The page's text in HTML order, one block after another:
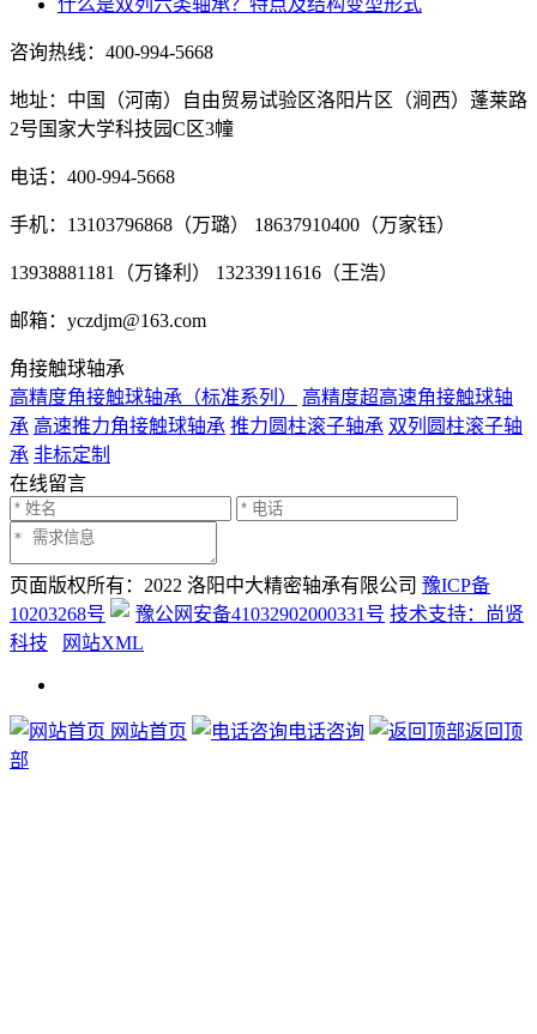
什么是双列六类轴承？特点及结构变型形式
咨询热线： 400-994-5668
地址：中国（河南）自由贸易试验区洛阳片区（涧西）蓬莱路
2号国家大学科技园C区3幢
电话：400-994-5668
手机：13103796868（万璐） 18637910400（万家钰）
13938881181（万锋利） 13233911616（王浩）
邮箱：yczdjm@163.com
角接触球轴承
高精度角接触球轴承（标准系列）
高精度超高速角接触球轴
承 高速推力角接触球轴承 推力圆柱滚子轴承 双列圆柱滚子轴
承 非标定制
在线留言
页面版权所有：2022 洛阳中大精密轴承有限公司 豫ICP备
10203268号
豫公网安备41032902000331号 技术支持：尚贤
科技
网站XML
网站首页 电话咨询
返回顶
部